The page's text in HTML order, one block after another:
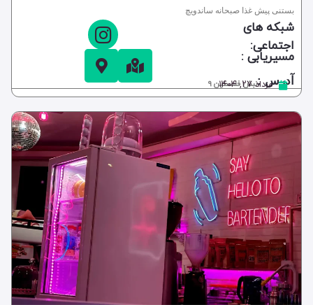
بستنی پیش غذا صبحانه ساندویچ
شبکه های
اجتماعی:
مسیریابی :
نبش فلسطین 9آدرس :
مرداد ۲۷, ۱۴۰۴